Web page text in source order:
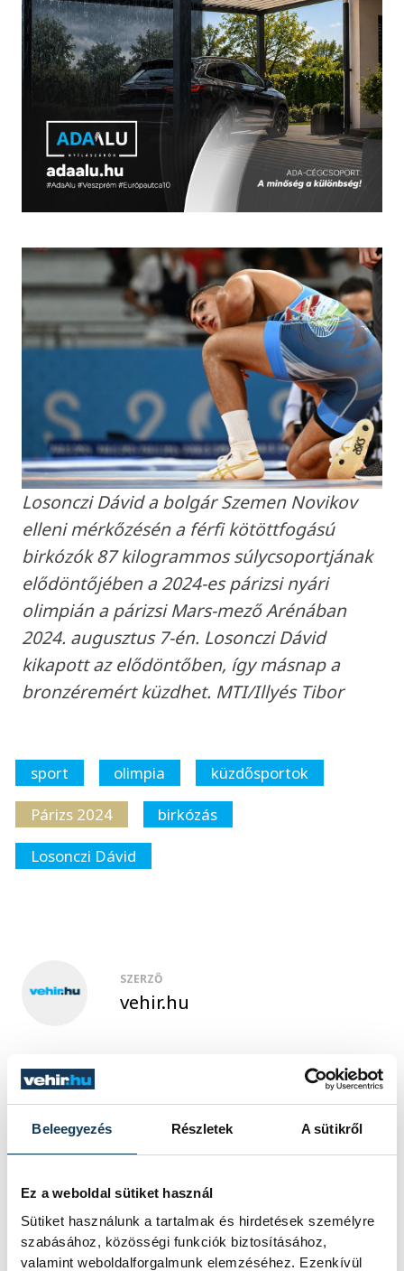
Beleegyezés Részletek A sütikről
Ez a weboldal sütiket használ
Sütiket használunk a tartalmak és hirdetések személyre
szabásához, közösségi funkciók biztosításához,
valamint weboldalforgalmunk elemzéséhez. Ezenkívül
Losonczi Dávid a bolgár Szemen Novikov
elleni mérkőzésén a férfi kötöttfogású
birkózók 87 kilogrammos súlycsoportjának
elődöntőjében a 2024-es párizsi nyári
olimpián a párizsi Mars-mező Arénában
2024. augusztus 7-én. Losonczi Dávid
kikapott az elődöntőben, így másnap a
bronzéremért küzdhet. MTI/Illyés Tibor
sport olimpia
küzdősportok
Párizs 2024
birkózás
Losonczi Dávid
SZERZŐ
vehir.hu